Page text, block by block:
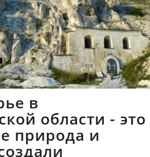
в
области - это
природа и